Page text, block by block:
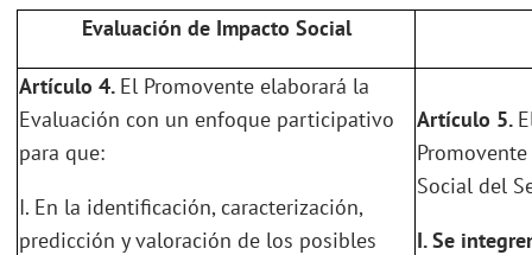
Evaluación de Impacto Social
Artículo 4. El Promovente elaborará la
Evaluación con un enfoque participativo
para que:
I. En la identificación, caracterización,
predicción y valoración de los posibles
Artículo 5.
Social del
I. Se